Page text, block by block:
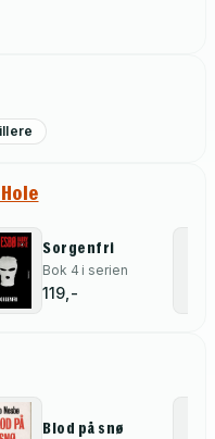
Sorgenfri
Bok 4 i serien
119,-
Blod på snø